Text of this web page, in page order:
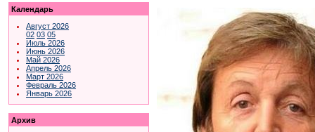
Календарь
Август 2026
02 03 05
Июль 2026
Июнь 2026
Май 2026
Апрель 2026
Март 2026
Февраль 2026
Январь 2026
Архив